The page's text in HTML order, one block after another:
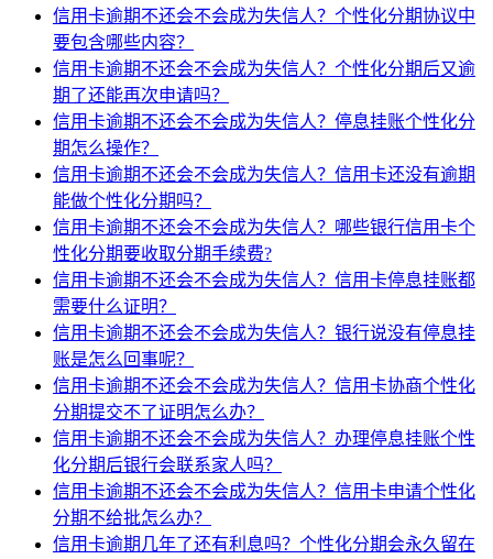
信用卡逾期不还会不会成为失信人？个性化分期协议中
要包含哪些内容？
信用卡逾期不还会不会成为失信人？个性化分期后又逾
期了还能再次申请吗？
信用卡逾期不还会不会成为失信人？停息挂账个性化分
期怎么操作？
信用卡逾期不还会不会成为失信人？信用卡还没有逾期
能做个性化分期吗？
信用卡逾期不还会不会成为失信人？哪些银行信用卡个
性化分期要收取分期手续费?
信用卡逾期不还会不会成为失信人？信用卡停息挂账都
需要什么证明？
信用卡逾期不还会不会成为失信人？银行说没有停息挂
账是怎么回事呢？
信用卡逾期不还会不会成为失信人？信用卡协商个性化
分期提交不了证明怎么办？
信用卡逾期不还会不会成为失信人？办理停息挂账个性
化分期后银行会联系家人吗？
信用卡逾期不还会不会成为失信人？信用卡申请个性化
分期不给批怎么办？
信用卡逾期几年了还有利息吗？个性化分期会永久留在